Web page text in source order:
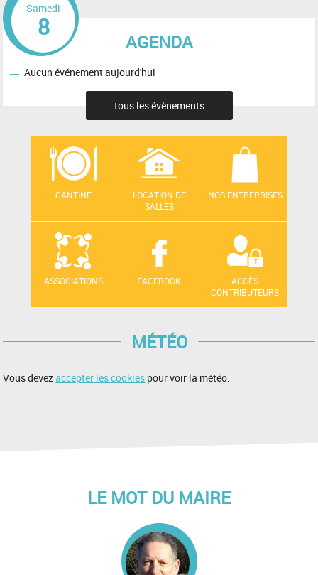
AGENDA
Samedi
8
Aucun événement aujourd'hui
tous les évènements
CANTINE
LOCATION DE
SALLES
NOS ENTREPRISES
ASSOCIATIONS FACEBOOK
ACCÈS
CONTRIBUTEURS
MÉTÉO
Vous devezaccepter les cookies pour voir la météo.
LE MOT DU MAIRE